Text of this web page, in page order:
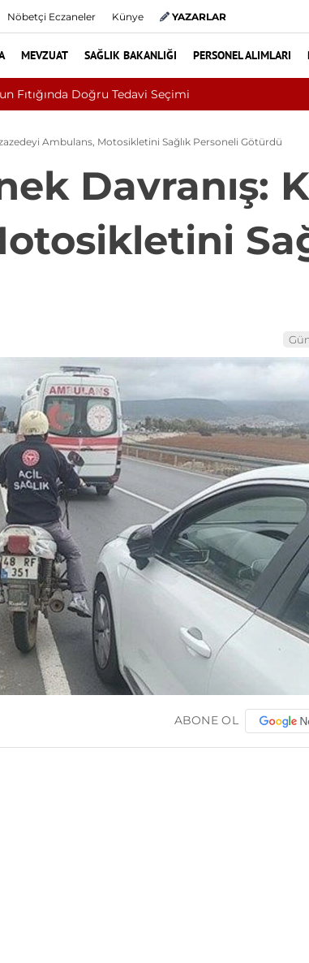
Nöbetçi Eczaneler Künye YAZARLAR
MEVZUAT SAĞLIK BAKANLIĞI PERSONEL ALIMLARI
Kültür ve Turizm
Ambulans, Motosikletini Sağlık Personeli Götürdü
Davranış:
ABONE OL